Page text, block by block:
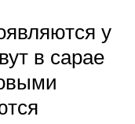
у
в сарае